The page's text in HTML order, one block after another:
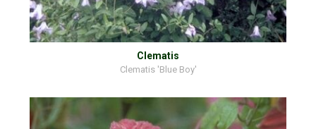
Clematis
Clematis 'Blue Boy'